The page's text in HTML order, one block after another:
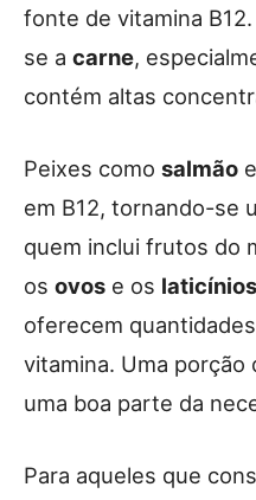
fonte de vitamina
se a carne,
contém altas
Peixes como salmão e
em B12, tornando-se
quem inclui frutos do
os ovos e os laticínios
oferecem
vitamina. Uma porção
uma boa parte da
Para aqueles que